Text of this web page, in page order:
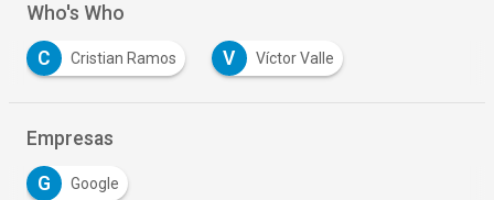
Who's Who
C Cristian Ramos V Víctor Valle
Empresas
G Google